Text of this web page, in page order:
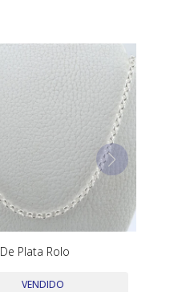
Plata Rolo
VENDIDO